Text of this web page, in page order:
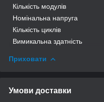
Кількість модулів
Номінальна напруга
Кількість циклів
Вимикальна здатність
Приховати
Умови доставки